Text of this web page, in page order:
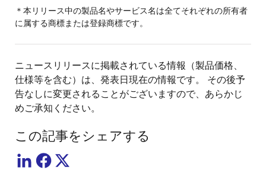
＊本リリース中の製品名やサービス名は全てそれぞれの所有者
に属する商標または登録商標です。
ニュースリリースに掲載されている情報（製品価格、
仕様等を含む）は、発表日現在の情報です。 その後予
告なしに変更されることがございますので、あらかじ
めご承知ください。
この記事をシェアする